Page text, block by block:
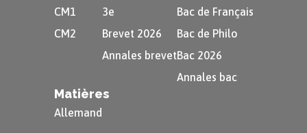
suivantes :
De qui parle-t-on dans l’histoire ?
Quels sont les personnages qui
reviennent souvent ?
CM1
CM2
3e
Brevet 2026
Annales brevet
Bac de Français
Bac de Philo
Bac 2026
Annales bac
Matières
Allemand